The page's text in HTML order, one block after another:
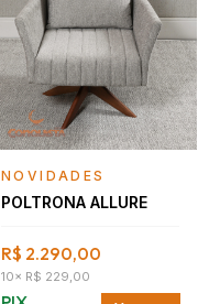
Falar com consultor
NOVIDADES
POLTRONA ALLURE
R$ 2.290,00
10× R$ 229,00